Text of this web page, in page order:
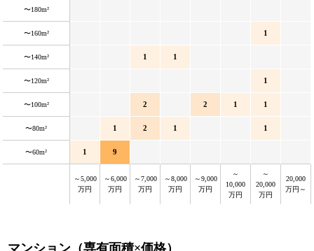
〜180m²
〜160m² 1
〜140m² 1 1
〜120m² 1
〜100m² 2 2 1 1
〜80m² 1 2 1 1
〜60m² 1 9
～5,000
万円
～6,000
万円
～7,000
万円
～8,000
万円
～9,000
万円
～
10,000
万円
～
20,000
万円
20,000
万円～
マンション（専有面積×価格）